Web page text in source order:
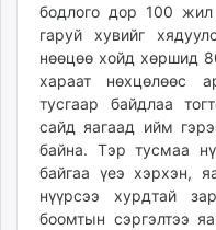
бодлого дор 100
гаруй хувийг
нөөцөө хойд хөршид
хараат нөхцөлөөс
тусгаар байдлаа
сайд яагаад ийм
байна. Тэр тусмаа
байгаа үеэ хэрхэн,
нүүрсээ хурдтай
боомтын сэргэлтээ